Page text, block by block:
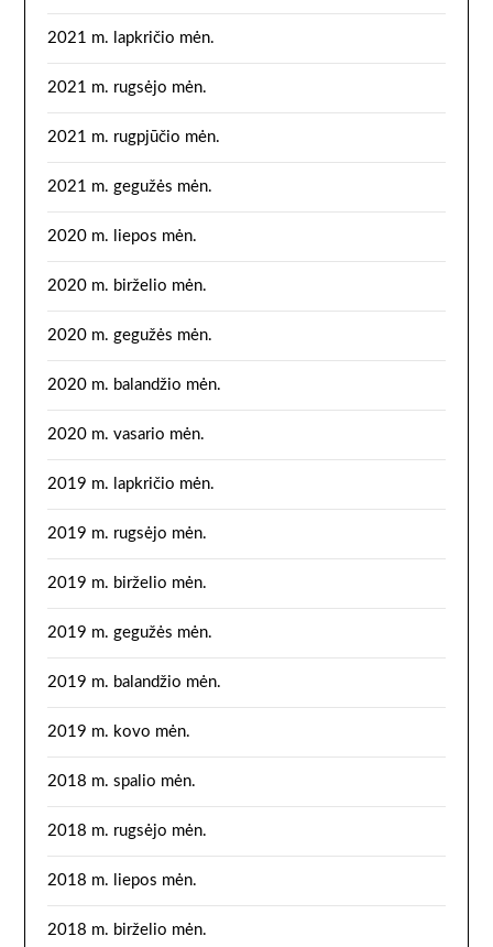
2021 m. lapkričio mėn.
2021 m. rugsėjo mėn.
2021 m. rugpjūčio mėn.
2021 m. gegužės mėn.
2020 m. liepos mėn.
2020 m. birželio mėn.
2020 m. gegužės mėn.
2020 m. balandžio mėn.
2020 m. vasario mėn.
2019 m. lapkričio mėn.
2019 m. rugsėjo mėn.
2019 m. birželio mėn.
2019 m. gegužės mėn.
2019 m. balandžio mėn.
2019 m. kovo mėn.
2018 m. spalio mėn.
2018 m. rugsėjo mėn.
2018 m. liepos mėn.
2018 m. birželio mėn.